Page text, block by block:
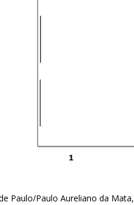
Paulo/Paulo Aureliano da Mata,